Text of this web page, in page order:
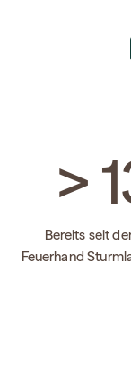
>
Bereits seit
Feuerhand